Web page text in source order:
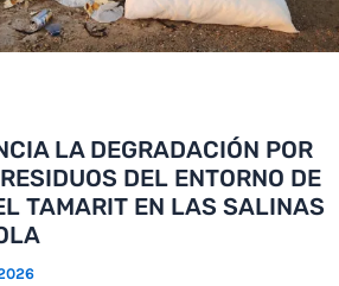
LA DEGRADACIÓN POR
DEL ENTORNO DE
TAMARIT EN LAS SALINAS